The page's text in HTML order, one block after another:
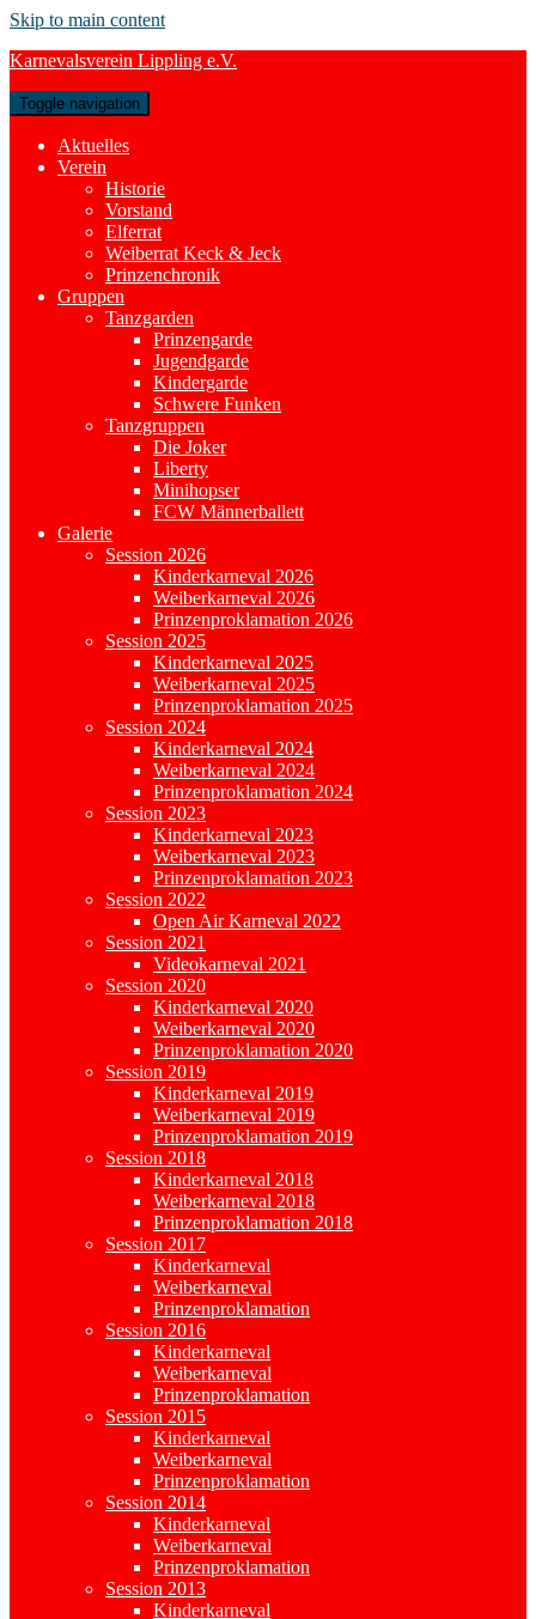
Skip to main content
Karnevalsverein Lippling e.V.
Toggle navigation
Aktuelles
Verein
Historie
Vorstand
Elferrat
Weiberrat Keck & Jeck
Prinzenchronik
Gruppen
Tanzgarden
Prinzengarde
Jugendgarde
Kindergarde
Schwere Funken
Tanzgruppen
Die Joker
Liberty
Minihopser
FCW Männerballett
Galerie
Session 2026
Kinderkarneval 2026
Weiberkarneval 2026
Prinzenproklamation 2026
Session 2025
Kinderkarneval 2025
Weiberkarneval 2025
Prinzenproklamation 2025
Session 2024
Kinderkarneval 2024
Weiberkarneval 2024
Prinzenproklamation 2024
Session 2023
Kinderkarneval 2023
Weiberkarneval 2023
Prinzenproklamation 2023
Session 2022
Open Air Karneval 2022
Session 2021
Videokarneval 2021
Session 2020
Kinderkarneval 2020
Weiberkarneval 2020
Prinzenproklamation 2020
Session 2019
Kinderkarneval 2019
Weiberkarneval 2019
Prinzenproklamation 2019
Session 2018
Kinderkarneval 2018
Weiberkarneval 2018
Prinzenproklamation 2018
Session 2017
Kinderkarneval
Weiberkarneval
Prinzenproklamation
Session 2016
Kinderkarneval
Weiberkarneval
Prinzenproklamation
Session 2015
Kinderkarneval
Weiberkarneval
Prinzenproklamation
Session 2014
Kinderkarneval
Weiberkarneval
Prinzenproklamation
Session 2013
Kinderkarneval